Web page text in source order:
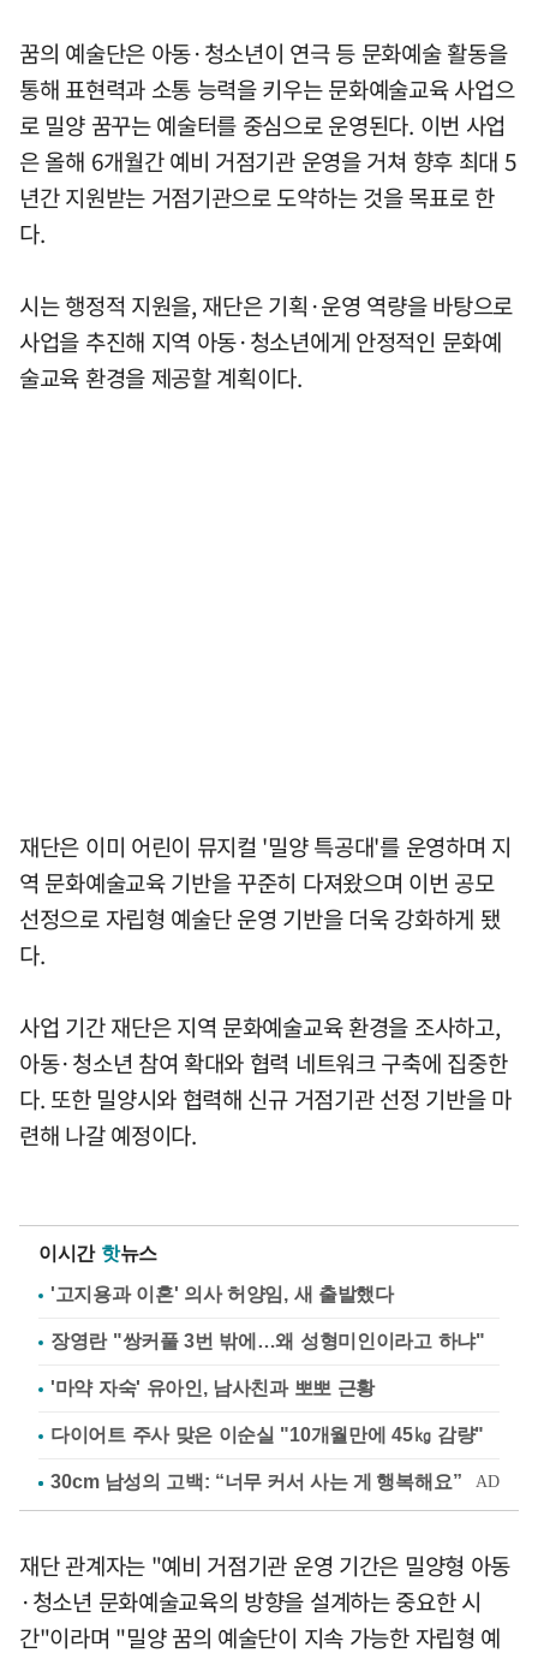
꿈의 예술단은 아동·청소년이 연극 등 문화예술 활동을
통해 표현력과 소통 능력을 키우는 문화예술교육 사업으
로 밀양 꿈꾸는 예술터를 중심으로 운영된다. 이번 사업
은 올해 6개월간 예비 거점기관 운영을 거쳐 향후 최대 5
년간 지원받는 거점기관으로 도약하는 것을 목표로 한
다.
시는 행정적 지원을, 재단은 기획·운영 역량을 바탕으로
사업을 추진해 지역 아동·청소년에게 안정적인 문화예
술교육 환경을 제공할 계획이다.
재단은 이미 어린이 뮤지컬 '밀양 특공대'를 운영하며 지
역 문화예술교육 기반을 꾸준히 다져왔으며 이번 공모
선정으로 자립형 예술단 운영 기반을 더욱 강화하게 됐
다.
사업 기간 재단은 지역 문화예술교육 환경을 조사하고,
아동·청소년 참여 확대와 협력 네트워크 구축에 집중한
다. 또한 밀양시와 협력해 신규 거점기관 선정 기반을 마
련해 나갈 예정이다.
이시간 핫뉴스
'고지용과 이혼' 의사 허양임, 새 출발했다
장영란 "쌍커풀 3번 밖에…왜 성형미인이라고 하냐"
'마약 자숙' 유아인, 남사친과 뽀뽀 근황
다이어트 주사 맞은 이순실 "10개월만에 45㎏ 감량"
재단 관계자는 "예비 거점기관 운영 기간은 밀양형 아동
·청소년 문화예술교육의 방향을 설계하는 중요한 시
간"이라며 "밀양 꿈의 예술단이 지속 가능한 자립형 예